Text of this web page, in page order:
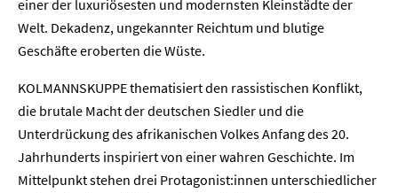
einer der luxuriösesten und modernsten Kleinstädte der
Welt. Dekadenz, ungekannter Reichtum und blutige
Geschäfte eroberten die Wüste.
KOLMANNSKUPPE thematisiert den rassistischen Konflikt,
die brutale Macht der deutschen Siedler und die
Unterdrückung des afrikanischen Volkes Anfang des 20.
Jahrhunderts inspiriert von einer wahren Geschichte. Im
Mittelpunkt stehen drei Protagonist:innen unterschiedlicher